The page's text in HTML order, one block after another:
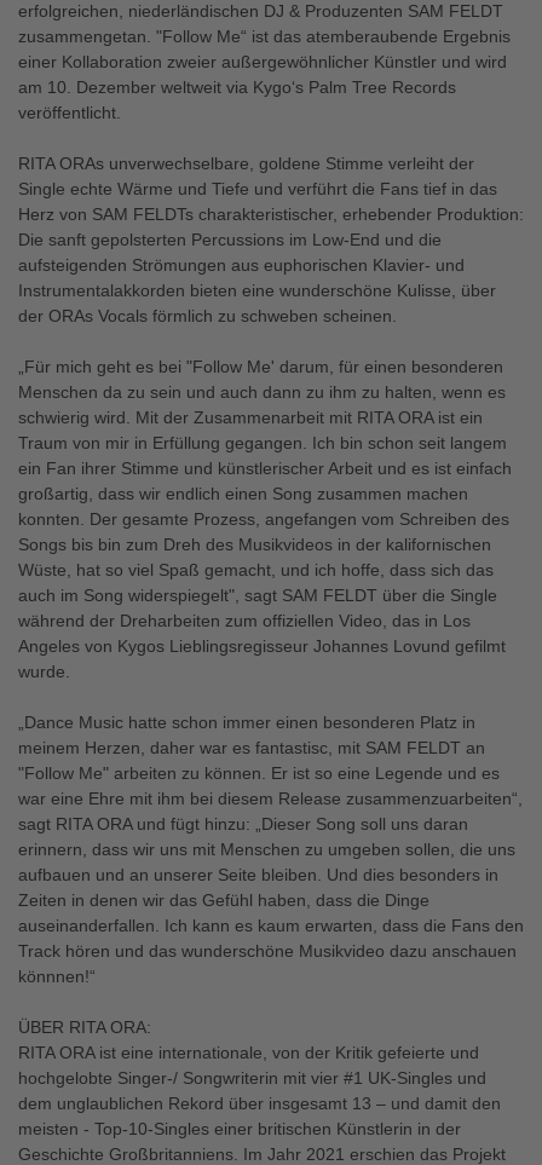
erfolgreichen, niederländischen DJ & Produzenten SAM FELDT
zusammengetan. "Follow Me“ ist das atemberaubende Ergebnis
einer Kollaboration zweier außergewöhnlicher Künstler und wird
am 10. Dezember weltweit via Kygo‘s Palm Tree Records
veröffentlicht.
RITA ORAs unverwechselbare, goldene Stimme verleiht der
Single echte Wärme und Tiefe und verführt die Fans tief in das
Herz von SAM FELDTs charakteristischer, erhebender Produktion:
Die sanft gepolsterten Percussions im Low-End und die
aufsteigenden Strömungen aus euphorischen Klavier- und
Instrumentalakkorden bieten eine wunderschöne Kulisse, über
der ORAs Vocals förmlich zu schweben scheinen.
„Für mich geht es bei "Follow Me' darum, für einen besonderen
Menschen da zu sein und auch dann zu ihm zu halten, wenn es
schwierig wird. Mit der Zusammenarbeit mit RITA ORA ist ein
Traum von mir in Erfüllung gegangen. Ich bin schon seit langem
ein Fan ihrer Stimme und künstlerischer Arbeit und es ist einfach
großartig, dass wir endlich einen Song zusammen machen
konnten. Der gesamte Prozess, angefangen vom Schreiben des
Songs bis bin zum Dreh des Musikvideos in der kalifornischen
Wüste, hat so viel Spaß gemacht, und ich hoffe, dass sich das
auch im Song widerspiegelt", sagt SAM FELDT über die Single
während der Dreharbeiten zum offiziellen Video, das in Los
Angeles von Kygos Lieblingsregisseur Johannes Lovund gefilmt
wurde.
„Dance Music hatte schon immer einen besonderen Platz in
meinem Herzen, daher war es fantastisc, mit SAM FELDT an
"Follow Me" arbeiten zu können. Er ist so eine Legende und es
war eine Ehre mit ihm bei diesem Release zusammenzuarbeiten“,
sagt RITA ORA und fügt hinzu: „Dieser Song soll uns daran
erinnern, dass wir uns mit Menschen zu umgeben sollen, die uns
aufbauen und an unserer Seite bleiben. Und dies besonders in
Zeiten in denen wir das Gefühl haben, dass die Dinge
auseinanderfallen. Ich kann es kaum erwarten, dass die Fans den
Track hören und das wunderschöne Musikvideo dazu anschauen
könnnen!“
ÜBER RITA ORA:
RITA ORA ist eine internationale, von der Kritik gefeierte und
hochgelobte Singer-/ Songwriterin mit vier #1 UK-Singles und
dem unglaublichen Rekord über insgesamt 13 – und damit den
meisten - Top-10-Singles einer britischen Künstlerin in der
Geschichte Großbritanniens. Im Jahr 2021 erschien das Projekt